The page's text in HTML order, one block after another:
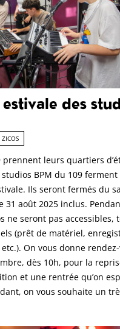
des
ZICOS
prennent leurs quartiers
BPM du 109
Ils seront fermés du
31 août 2025 inclus.
ne seront pas accessibles,
(prêt de matériel,
On vous donne
dès 10h, pour la
et une rentrée qu’on
on vous souhaite un